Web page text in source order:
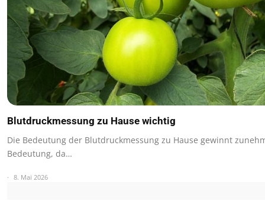
Blutdruckmessung zu Hause wichtig
Die Bedeutung der Blutdruckmessung zu Hause gewinnt
Bedeutung, da…
8. Mai 2026